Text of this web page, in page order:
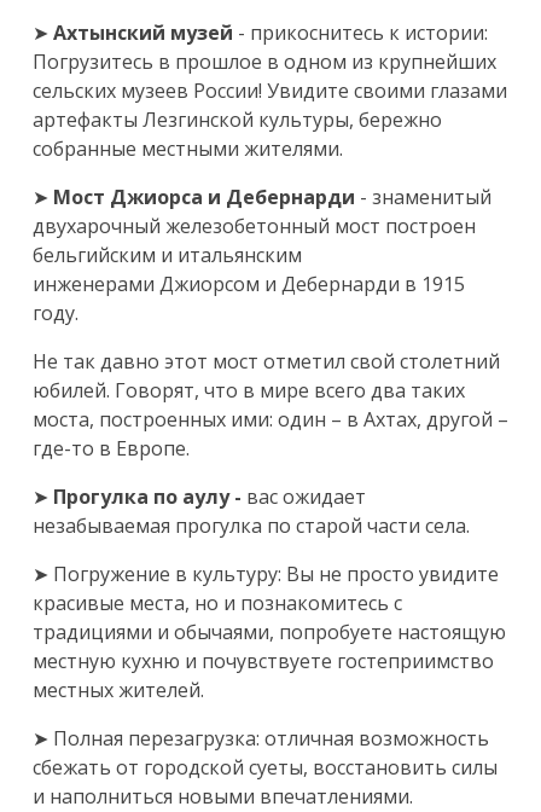
➤ Ахтынский музей - прикоснитесь к истории:
Погрузитесь в прошлое в одном из крупнейших
сельских музеев России! Увидите своими глазами
артефакты Лезгинской культуры, бережно
собранные местными жителями.
➤ Мост Джиорса и Дебернарди - знаменитый
двухарочный железобетонный мост построен
бельгийским и итальянским
инженерами Джиорсом и Дебернарди в 1915
году.
Не так давно этот мост отметил свой столетний
юбилей. Говорят, что в мире всего два таких
моста, построенных ими: один – в Ахтах, другой –
где-то в Европе.
➤ Прогулка по аулу - вас ожидает
незабываемая прогулка по старой части села.
➤ Погружение в культуру: Вы не просто увидите
красивые места, но и познакомитесь с
традициями и обычаями, попробуете настоящую
местную кухню и почувствуете гостеприимство
местных жителей.
➤ Полная перезагрузка: отличная возможность
сбежать от городской суеты, восстановить силы
и наполниться новыми впечатлениями.